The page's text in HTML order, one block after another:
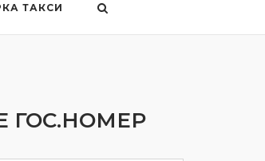
ТАКСИ
ГОС.НОМЕР